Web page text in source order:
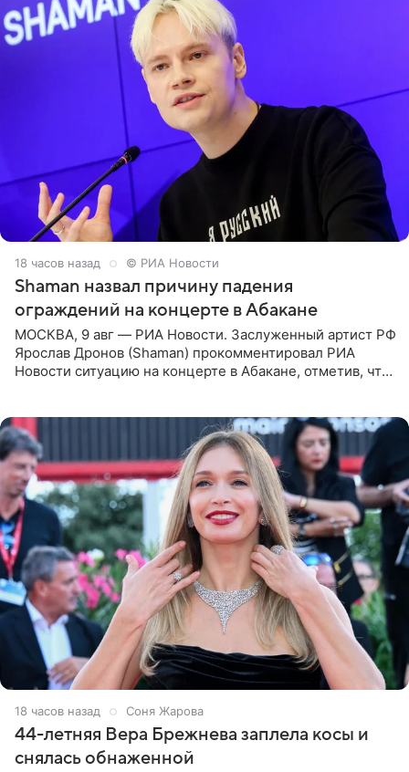
18 часов назад © РИА Новости
Shaman назвал причину падения
ограждений на концерте в Абакане
МОСКВА, 9 авг — РИА Новости. Заслуженный артист РФ
Ярослав Дронов (Shaman) прокомментировал РИА
Новости ситуацию на концерте в Абакане, отметив, что
18 часов назад Соня Жарова
44-летняя Вера Брежнева заплела косы и
снялась обнаженной